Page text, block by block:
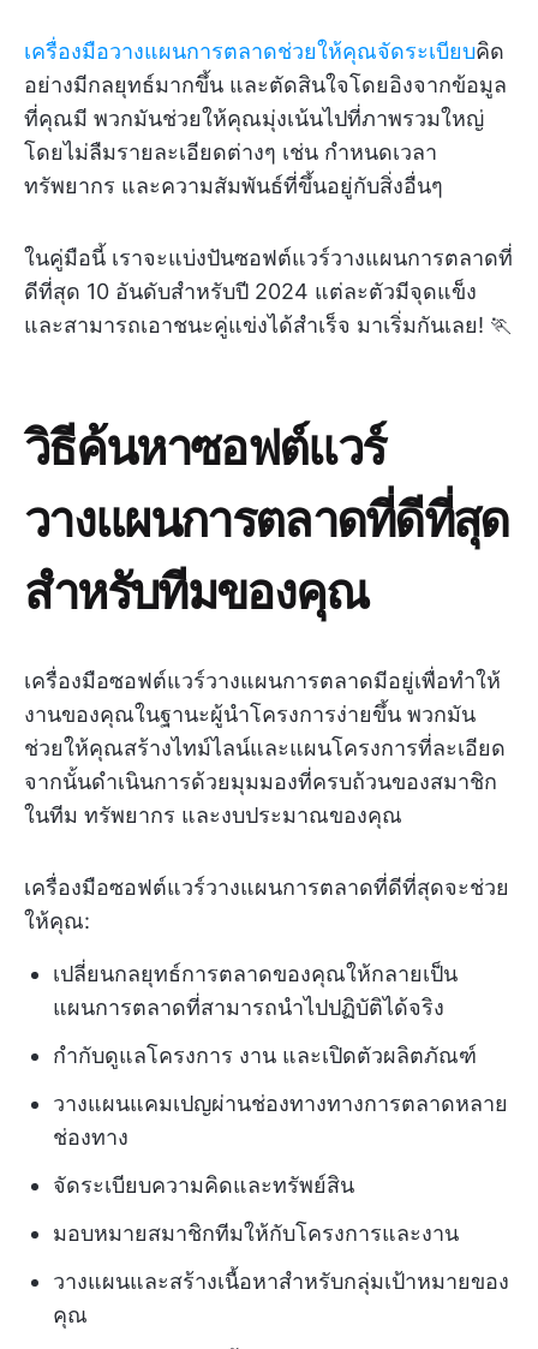
เครื่องมือวางแผนการตลาดช่วยให้คุณจัดระเบียบคิด
อย่างมีกลยุทธ์มากขึ้น และตัดสินใจโดยอิงจากข้อมูล
ที่คุณมี พวกมันช่วยให้คุณมุ่งเน้นไปที่ภาพรวมใหญ่
โดยไม่ลืมรายละเอียดต่างๆ เช่น กำหนดเวลา
ทรัพยากร และความสัมพันธ์ที่ขึ้นอยู่กับสิ่งอื่นๆ
ในคู่มือนี้ เราจะแบ่งปันซอฟต์แวร์วางแผนการตลาดที่
ดีที่สุด 10 อันดับสำหรับปี 2024 แต่ละตัวมีจุดแข็ง
และสามารถเอาชนะคู่แข่งได้สำเร็จ มาเริ่มกันเลย! 🏃
วิธีค้นหาซอฟต์แวร์
วางแผนการตลาดที่ดีที่สุด
สำหรับทีมของคุณ
เครื่องมือซอฟต์แวร์วางแผนการตลาดมีอยู่เพื่อทำให้
งานของคุณในฐานะผู้นำโครงการง่ายขึ้น พวกมัน
ช่วยให้คุณสร้างไทม์ไลน์และแผนโครงการที่ละเอียด
จากนั้นดำเนินการด้วยมุมมองที่ครบถ้วนของสมาชิก
ในทีม ทรัพยากร และงบประมาณของคุณ
เครื่องมือซอฟต์แวร์วางแผนการตลาดที่ดีที่สุดจะช่วย
ให้คุณ:
เปลี่ยนกลยุทธ์การตลาดของคุณให้กลายเป็น
แผนการตลาดที่สามารถนำไปปฏิบัติได้จริง
กำกับดูแลโครงการ งาน และเปิดตัวผลิตภัณฑ์
วางแผนแคมเปญผ่านช่องทางทางการตลาดหลาย
ช่องทาง
จัดระเบียบความคิดและทรัพย์สิน
มอบหมายสมาชิกทีมให้กับโครงการและงาน
วางแผนและสร้างเนื้อหาสำหรับกลุ่มเป้าหมายของ
คุณ